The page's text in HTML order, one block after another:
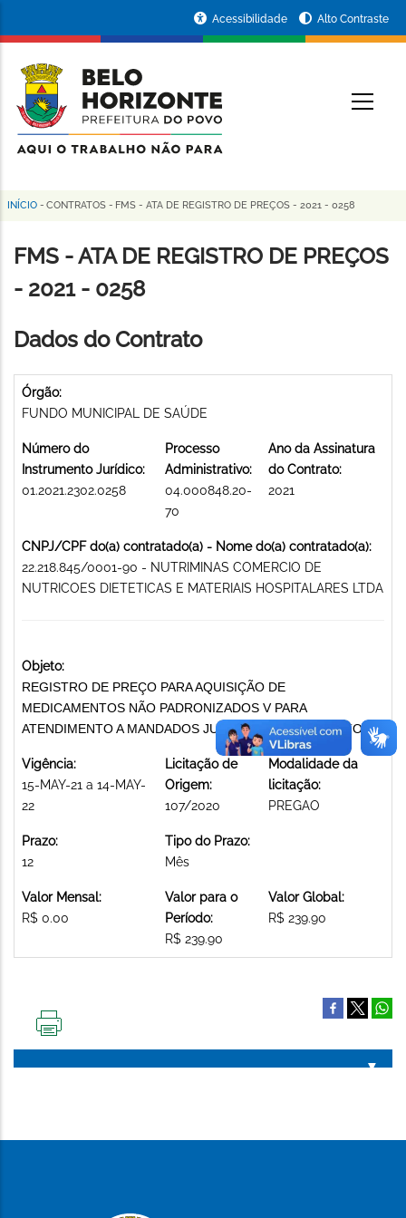
conteúdo
principal
da
Prefeitura
de
Horizonte
Acessibilidade Alto Contraste
Trilha
de
navegação
INÍCIO - CONTRATOS - FMS - ATA DE REGISTRO DE PREÇOS - 2021 - 0258
FMS - ATA DE REGISTRO DE PREÇOS
- 2021 - 0258
Dados do Contrato
Órgão:
FUNDO MUNICIPAL DE SAÚDE
Número do
Instrumento Jurídico:
01.2021.2302.0258
Processo
Administrativo:
04.000848.20-
70
Ano da Assinatura
do Contrato:
2021
CNPJ/CPF do(a) contratado(a) - Nome do(a) contratado(a):
22.218.845/0001-90 - NUTRIMINAS COMERCIO DE
NUTRICOES DIETETICAS E MATERIAIS HOSPITALARES LTDA
Objeto:
REGISTRO DE PREÇO PARA AQUISIÇÃO DE
MEDICAMENTOS NÃO PADRONIZADOS V PARA
ATENDIMENTO A MANDADOS JUDICIAIS MEDICAMENTOS
Vigência:
15-MAY-21 a 14-MAY-
22
Licitação de
Origem:
107/2020
Modalidade da
licitação:
PREGAO
Prazo:
12
Tipo do Prazo:
Mês
Valor Mensal:
R$ 0.00
Valor para o
Período:
R$ 239.90
Valor Global:
R$ 239.90
PÁGINA